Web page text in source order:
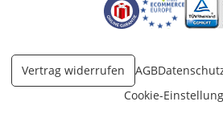
Öffnet in neuem
Öffnet in
Vertrag widerrufen AGB
Cookie-